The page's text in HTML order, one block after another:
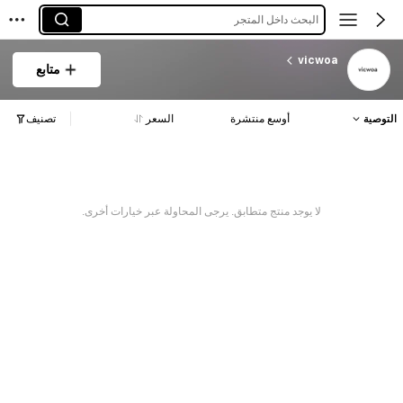
البحث داخل المتجر
vicwoa
متابع
التوصية أوسع منتشرة السعر تصنيف
لا يوجد منتج متطابق. يرجى المحاولة عبر خيارات أخرى.